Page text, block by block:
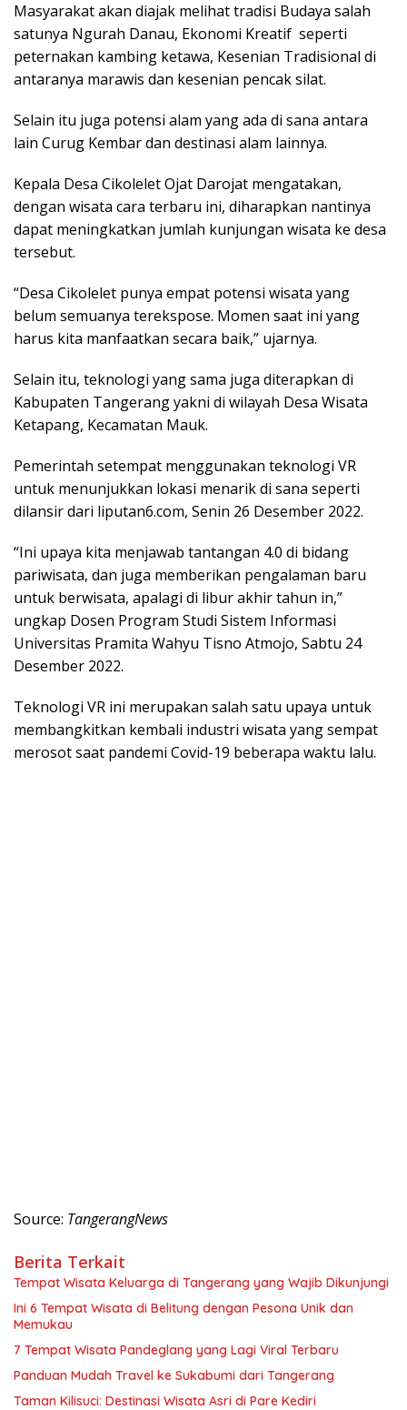
Masyarakat akan diajak melihat tradisi Budaya salah
satunya Ngurah Danau, Ekonomi Kreatif seperti
peternakan kambing ketawa, Kesenian Tradisional di
antaranya marawis dan kesenian pencak silat.
Selain itu juga potensi alam yang ada di sana antara
lain Curug Kembar dan destinasi alam lainnya.
Kepala Desa Cikolelet Ojat Darojat mengatakan,
dengan wisata cara terbaru ini, diharapkan nantinya
dapat meningkatkan jumlah kunjungan wisata ke desa
tersebut.
“Desa Cikolelet punya empat potensi wisata yang
belum semuanya terekspose. Momen saat ini yang
harus kita manfaatkan secara baik,” ujarnya.
Selain itu, teknologi yang sama juga diterapkan di
Kabupaten Tangerang yakni di wilayah Desa Wisata
Ketapang, Kecamatan Mauk.
Pemerintah setempat menggunakan teknologi VR
untuk menunjukkan lokasi menarik di sana seperti
dilansir dari liputan6.com, Senin 26 Desember 2022.
“Ini upaya kita menjawab tantangan 4.0 di bidang
pariwisata, dan juga memberikan pengalaman baru
untuk berwisata, apalagi di libur akhir tahun in,”
ungkap Dosen Program Studi Sistem Informasi
Universitas Pramita Wahyu Tisno Atmojo, Sabtu 24
Desember 2022.
Teknologi VR ini merupakan salah satu upaya untuk
membangkitkan kembali industri wisata yang sempat
merosot saat pandemi Covid-19 beberapa waktu lalu.
Source: TangerangNews
Berita Terkait
Tempat Wisata Keluarga di Tangerang yang Wajib Dikunjungi
Ini 6 Tempat Wisata di Belitung dengan Pesona Unik dan
Memukau
7 Tempat Wisata Pandeglang yang Lagi Viral Terbaru
Panduan Mudah Travel ke Sukabumi dari Tangerang
Taman Kilisuci: Destinasi Wisata Asri di Pare Kediri